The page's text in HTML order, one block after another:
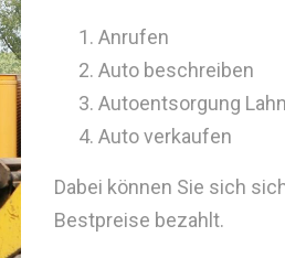
Anrufen
Auto beschreiben
Autoentsorgung
Auto verkaufen
Dabei können Sie sich
Bestpreise bezahlt.